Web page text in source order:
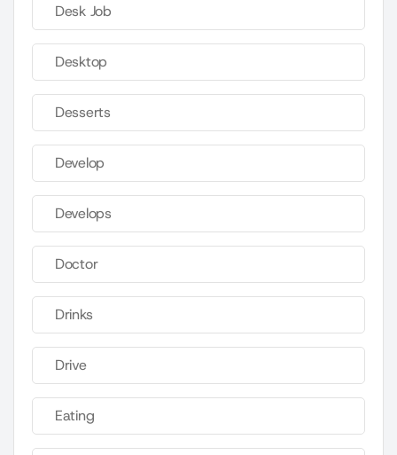
Desk Job
Desktop
Desserts
Develop
Develops
Doctor
Drinks
Drive
Eating